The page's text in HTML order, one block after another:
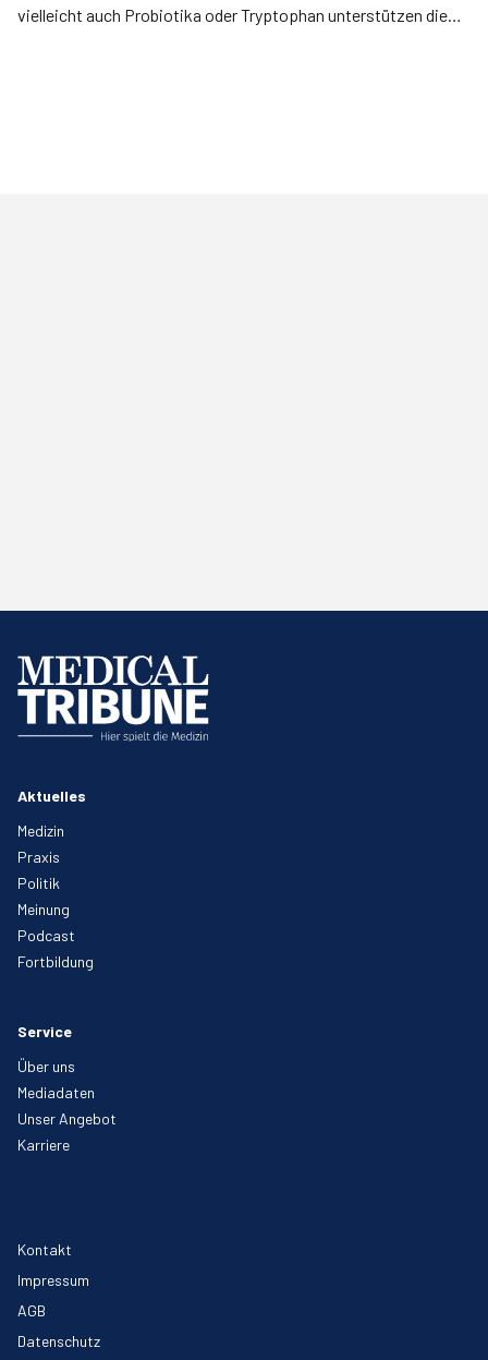
vielleicht auch Probiotika oder Tryptophan unterstützen die
Aktuelles
Medizin
Praxis
Politik
Meinung
Podcast
Fortbildung
Service
Über uns
Mediadaten
Unser Angebot
Karriere
Kontakt
Impressum
AGB
Datenschutz